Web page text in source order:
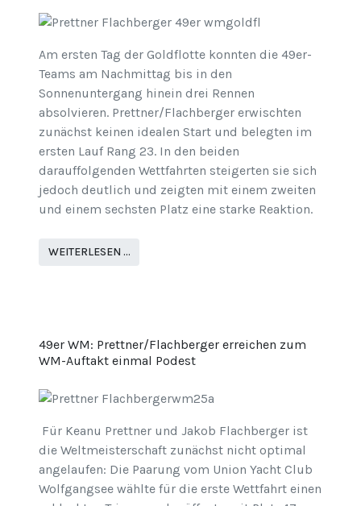
Am ersten Tag der Goldflotte konnten die 49er-
Teams am Nachmittag bis in den
Sonnenuntergang hinein drei Rennen
absolvieren. Prettner/Flachberger erwischten
zunächst keinen idealen Start und belegten im
ersten Lauf Rang 23. In den beiden
darauffolgenden Wettfahrten steigerten sie sich
jedoch deutlich und zeigten mit einem zweiten
und einem sechsten Platz eine starke Reaktion.
WEITERLESEN …
49er WM: Prettner/Flachberger erreichen zum
WM-Auftakt einmal Podest
Für Keanu Prettner und Jakob Flachberger ist
die Weltmeisterschaft zunächst nicht optimal
angelaufen: Die Paarung vom Union Yacht Club
Wolfgangsee wählte für die erste Wettfahrt einen